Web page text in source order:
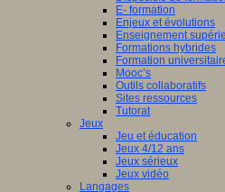
E- formation
Enjeux et évolutions
Enseignement
Formations hybrides
Formation
Mooc’s
Outils collaboratifs
Sites ressources
Tutorat
Jeux
Jeu et éducation
Jeux 4/12 ans
Jeux sérieux
Jeux vidéo
Langages